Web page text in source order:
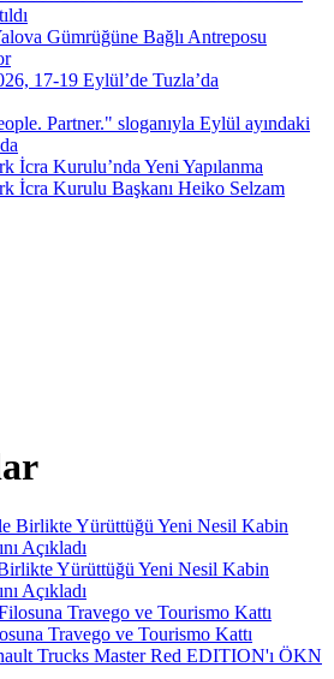
Gümrüğüne Bağlı Antreposu
17-19 Eylül’de Tuzla’da
Partner." sloganıyla Eylül ayındaki
İcra Kurulu’nda Yeni Yapılanma
İcra Kurulu Başkanı Heiko Selzam
Yürüttüğü Yeni Nesil Kabin
Açıkladı
Travego ve Tourismo Kattı